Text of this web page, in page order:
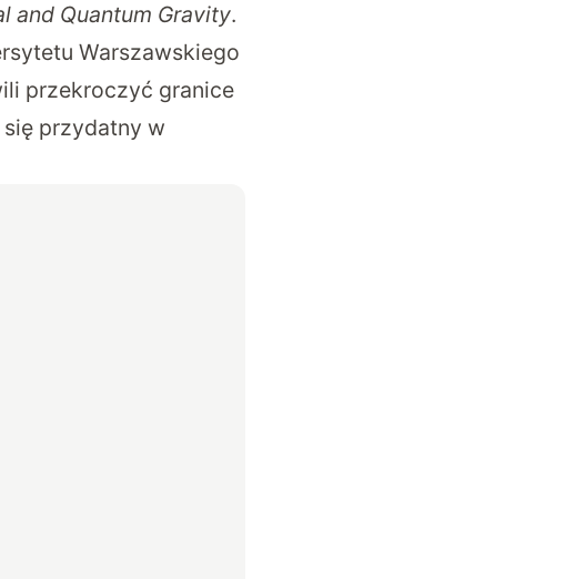
and Quantum Gravity.
Warszawskiego
przekroczyć granice
przydatny w